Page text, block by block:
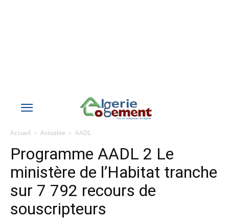
Accueil Actualite AADL
Programme AADL 2 Le
ministère de l’Habitat tranche
sur 7 792 recours de
souscripteurs